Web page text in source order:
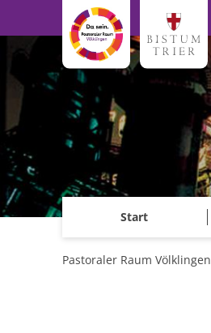
Zum Inhalt springen
Start
Pastoraler Raum Völklingen